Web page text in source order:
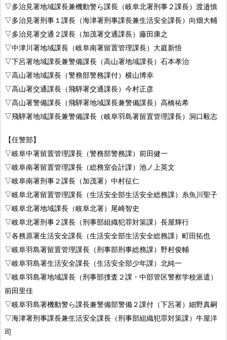
▽多治見署地域課長兼機動警ら課長（岐阜北署刑事２課長）渡邉慎
▽多治見署刑事１課長（海津署刑事課長兼生活安全課長）向畑大輔
▽多治見署交通２課長（加茂署交通課長）藤田康之
▽中津川署地域課長（岐阜南署留置管理課長）大庭新悟
▽下呂署地域課長兼警備課長（高山署地域課長）石本孝治
▽高山署地域課長（警務部警務課付）横山博幸
▽高山署交通課長（飛騨署交通課長）今村正彦
▽高山署警備課長（飛騨署地域課長兼警備課長）高橋祐希
▽飛騨署地域課長兼警備課長（岐阜羽島署留置管理課長）洞口毅志
【任警部】
▽岐阜中署留置管理課長（警務部警務課）前田健一
▽岐阜南署留置管理課長（総務室会計課）池ノ上英文
▽岐阜南署刑事２課長（加茂署）中村征仁
▽岐阜北署留置管理課長（生活安全部生活安全総務課）糸魚川聖子
▽岐阜北署地域課長（岐阜北署）尾崎智史
▽岐阜北署刑事２課長（刑事部組織犯罪対策課）長屋輝行
▽各務原署生活安全課長（生活安全部生活安全総務課）町田拓也
▽岐阜羽島署留置管理課長（刑事部刑事総務課）野村俊輔
▽岐阜羽島署生活安全課長（生活安全部少年課）北純一
▽岐阜羽島署地域課長（刑事部捜査２課・中部管区警察学校派遣）
前田里佳
▽岐阜羽島署機動警ら課長兼警備部警備２課付（下呂署）細野真嗣
▽海津署刑事課長兼生活安全課長（刑事部組織犯罪対策課）牛屋洋
司